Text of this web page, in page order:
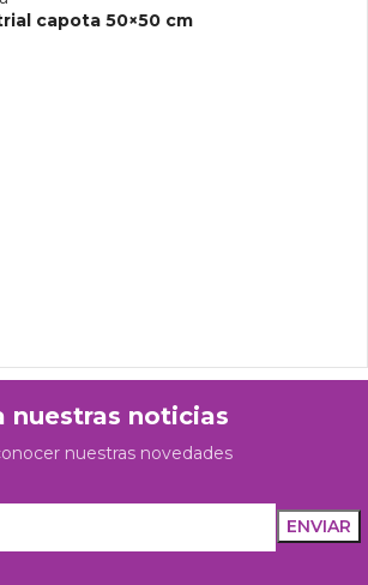
capota 50×50 cm
nuestras noticias
nuestras novedades